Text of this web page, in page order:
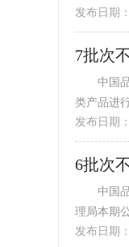
发布日期
7批次
中国品牌与防伪杂志/中
类产品进
发布日期
中国品牌与防伪杂志/中
理局本期
发布日期